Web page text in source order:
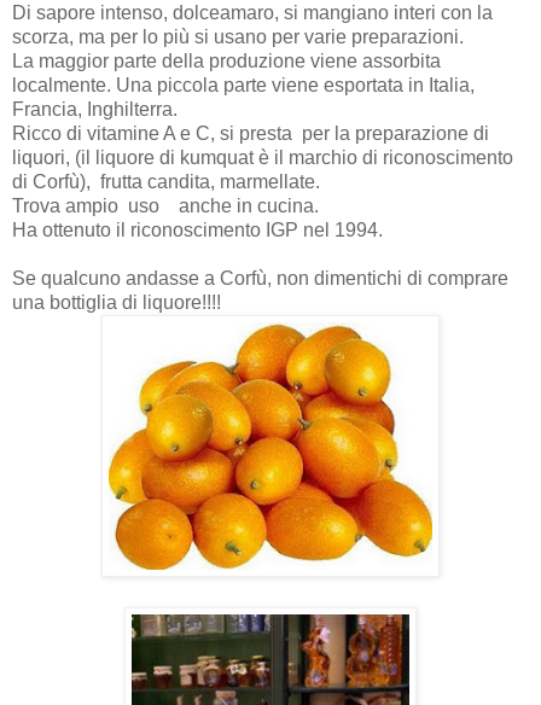
Di sapore intenso, dolceamaro, si mangiano interi con la
scorza, ma per lo più si usano per varie preparazioni.
La maggior parte della produzione viene assorbita
localmente. Una piccola parte viene esportata in Italia,
Francia, Inghilterra.
Ricco di vitamine A e C, si presta per la preparazione di
liquori, (il liquore di kumquat è il marchio di riconoscimento
di Corfù), frutta candita, marmellate.
Trova ampio uso
anche in cucina.
Ha ottenuto il riconoscimento IGP nel 1994.
Se qualcuno andasse a Corfù, non dimentichi di comprare
una bottiglia di liquore!!!!